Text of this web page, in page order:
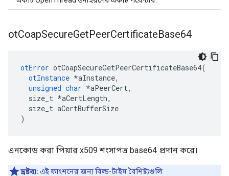
otCoapSecureGetPeerCertificateBase64
otError otCoapSecureGetPeerCertificateBase64(
otInstance *aInstance,
unsigned char *aPeerCert,
size_t *aCertLength,
size_t aCertBufferSize
)
এনকোড করা পিয়ার x509 শংসাপত্র base64 প্রদান করে।
দ্রষ্টব্য: এই ফাংশনের জন্য বিল্ড-টাইম বৈশিষ্ট্যগুলি